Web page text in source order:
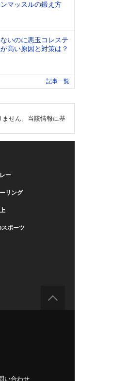
マッスルの鍛え方
いのに悪玉コレステ
高い原因と対策は？
記事一覧
せん。当該情報に基
ー
リング
スポーツ
い合わせ